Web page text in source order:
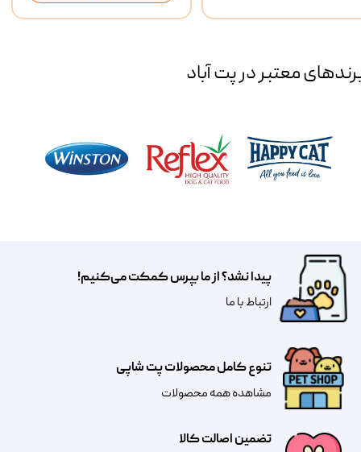
معتبر در پت آباد
تضمین اصالت کالا
تنوع کامل محصولات پت شاپی
مشاهده همه محصولات
پیدا نشد؟ از ما بپرس کمکت می‌کنیم!
​​​ارتباط با ما